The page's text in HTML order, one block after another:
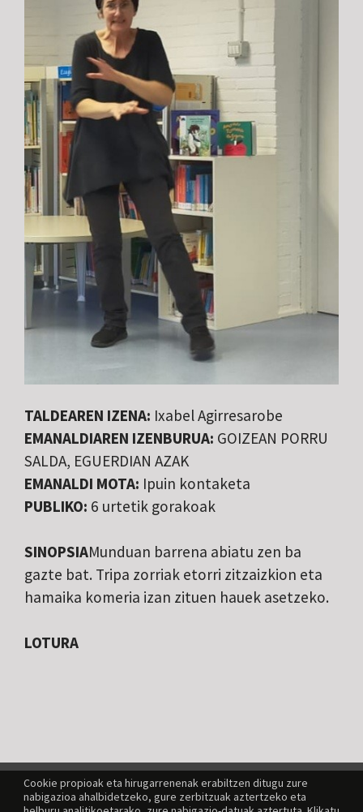
Cookie propioak eta hirugarrenenak erabiltzen ditugu zure
nabigazioa ahalbidetzeko, gure zerbitzuak aztertzeko eta
TALDEAREN IZENA: Ixabel Agirresarobe
EMANALDIAREN IZENBURUA: GOIZEAN PORRU
SALDA, EGUERDIAN AZAK
EMANALDI MOTA: Ipuin kontaketa
PUBLIKO: 6 urtetik gorakoak
SINOPSIAMunduan barrena abiatu zen ba
gazte bat. Tripa zorriak etorri zitzaizkion eta
hamaika komeria izan zituen hauek asetzeko.
LOTURA